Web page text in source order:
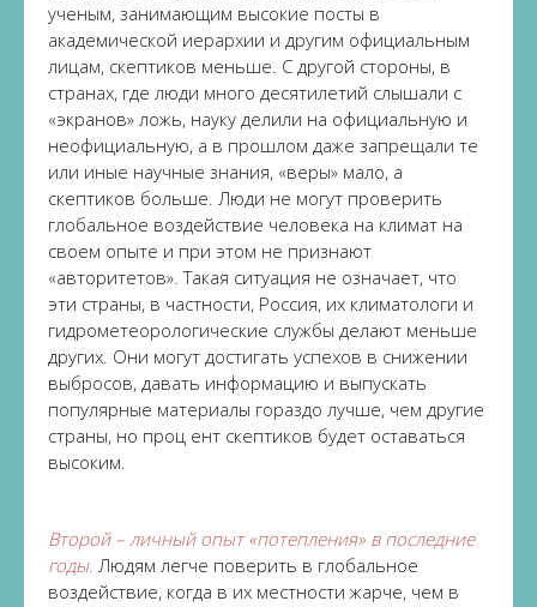
ученым, занимающим высокие посты в
академической иерархии и другим официальным
лицам, скептиков меньше. С другой стороны, в
странах, где люди много десятилетий слышали с
«экранов» ложь, науку делили на официальную и
неофициальную, а в прошлом даже запрещали те
или иные научные знания, «веры» мало, а
скептиков больше. Люди не могут проверить
глобальное воздействие человека на климат на
своем опыте и при этом не признают
«авторитетов». Такая ситуация не означает, что
эти страны, в частности, Россия, их климатологи и
гидрометеорологические службы делают меньше
других. Они могут достигать успехов в снижении
выбросов, давать информацию и выпускать
популярные материалы гораздо лучше, чем другие
страны, но проц ент скептиков будет оставаться
высоким.
Второй – личный опыт «потепления» в последние
годы. Людям легче поверить в глобальное
воздействие, когда в их местности жарче, чем в